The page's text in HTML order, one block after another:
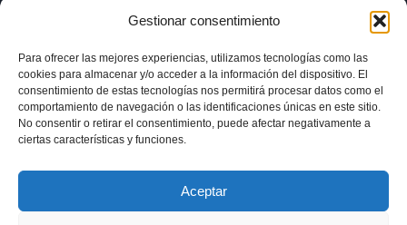
Gestionar consentimiento
Para ofrecer las mejores experiencias, utilizamos tecnologías como las
cookies para almacenar y/o acceder a la información del dispositivo. El
consentimiento de estas tecnologías nos permitirá procesar datos como el
comportamiento de navegación o las identificaciones únicas en este sitio.
No consentir o retirar el consentimiento, puede afectar negativamente a
ciertas características y funciones.
Aceptar
Inicio Biblioteca Parábolas TV
Comunidad
Esencia
Blog
Política de privacidad
Aviso legal
Política de cookies (UE)